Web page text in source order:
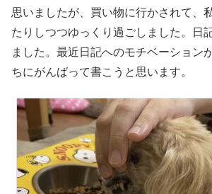
思いましたが、買い物に行かされて、
たりしつつゆっくり過ごしました。日
ました。最近日記へのモチベーション
ちにがんばって書こうと思います。